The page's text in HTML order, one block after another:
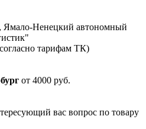
, Ямало-Ненецкий автономный
тарифам ТК)
от 4000 руб.
вас вопрос по товару